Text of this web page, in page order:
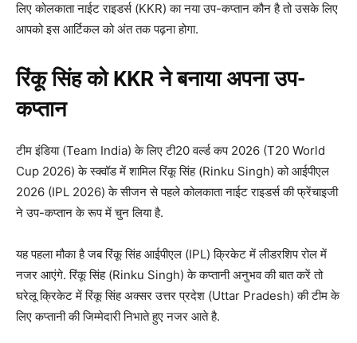
लिए कोलकाता नाईट राइडर्स (KKR) का नया उप-कप्तान कौन है तो उसके लिए
आपको इस आर्टिकल को अंत तक पढ़ना होगा.
रिंकू सिंह को KKR ने बनाया अपना उप-
कप्तान
टीम इंडिया (Team India) के लिए टी20 वर्ल्ड कप 2026 (T20 World
Cup 2026) के स्क्वॉड में शामिल रिंकू सिंह (Rinku Singh) को आईपीएल
2026 (IPL 2026) के सीजन से पहले कोलकाता नाईट राइडर्स की फ्रेंचाइजी
ने उप-कप्तान के रूप में चुन लिया है.
यह पहला मौका है जब रिंकू सिंह आईपीएल (IPL) क्रिकेट में लीडरशिप रोल में
नजर आएंगे. रिंकू सिंह (Rinku Singh) के कप्तानी अनुभव की बात करें तो
घरेलू क्रिकेट में रिंकू सिंह अक्सर उत्तर प्रदेश (Uttar Pradesh) की टीम के
लिए कप्तानी की जिम्मेदारी निभाते हुए नजर आते है.